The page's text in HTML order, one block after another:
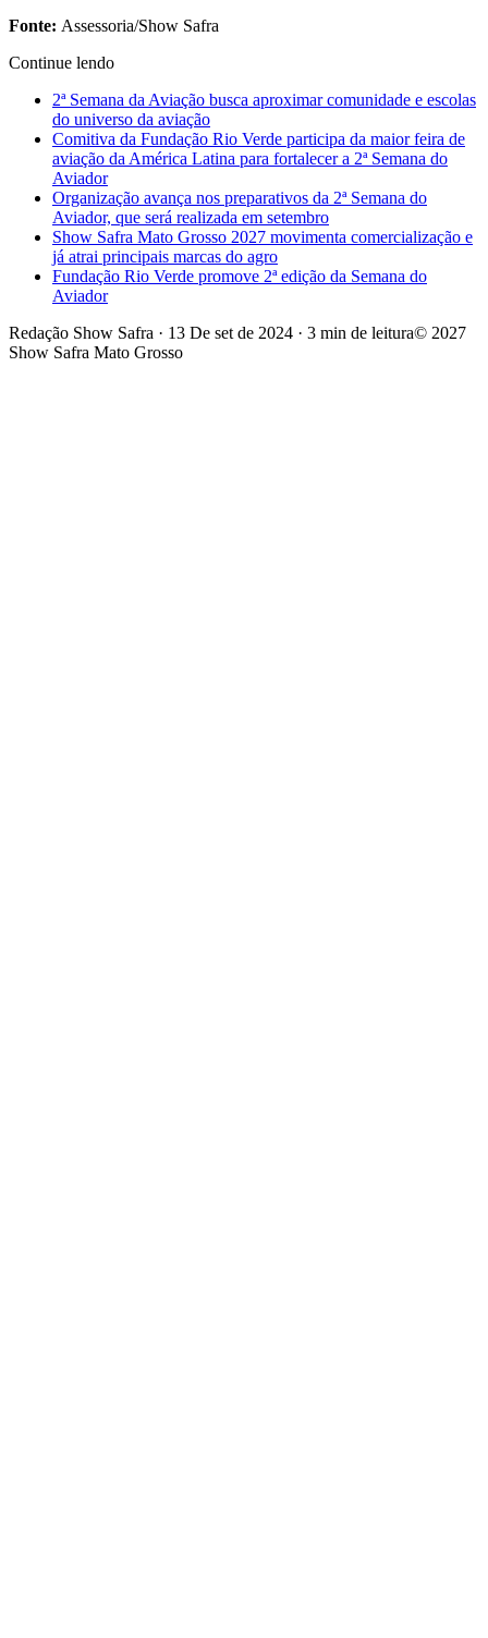
Fonte: Assessoria/Show Safra
Continue lendo
2ª Semana da Aviação busca aproximar comunidade e escolas
do universo da aviação
Comitiva da Fundação Rio Verde participa da maior feira de
aviação da América Latina para fortalecer a 2ª Semana do
Aviador
Organização avança nos preparativos da 2ª Semana do
Aviador, que será realizada em setembro
Show Safra Mato Grosso 2027 movimenta comercialização e
já atrai principais marcas do agro
Fundação Rio Verde promove 2ª edição da Semana do
Aviador
Redação Show Safra · 13 De set de 2024 · 3 min de leitura© 2027
Show Safra Mato Grosso